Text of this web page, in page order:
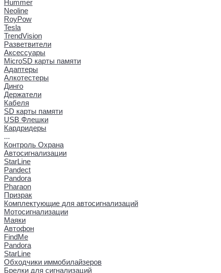
Hummer
Neoline
RoyPow
Tesla
TrendVision
Разветвители
Аксессуары
MicroSD карты памяти
Адаптеры
Алкотестеры
Динго
Держатели
Кабеля
SD карты памяти
USB Флешки
Кардридеры
...
Контроль Охрана
Автосигнализации
StarLine
Pandect
Pandora
Pharaon
Призрак
Комплектующие для автосигнализаций
Мотосигнализации
Маяки
Автофон
FindMe
Pandora
StarLine
Обходчики иммобилайзеров
Брелки для сигнализаций